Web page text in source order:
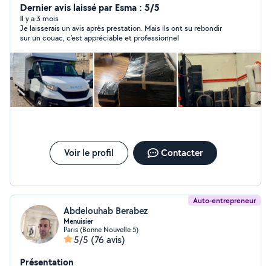
Dernier avis laissé par Esma : 5/5
Il y a 3 mois
Je laisserais un avis après prestation. Mais ils ont su rebondir
sur un couac, c’est appréciable et professionnel
Voir le profil Contacter
Auto-entrepreneur
Abdelouhab Berabez
Menuisier
Paris (Bonne Nouvelle 5)
5/5 (76 avis)
Présentation